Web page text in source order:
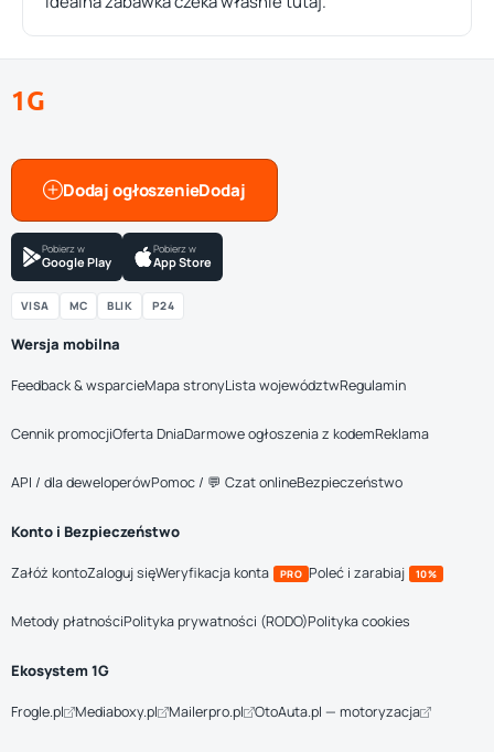
1G
Dodaj ogłoszenie
Pobierz w
Google Play
Pobierz w
App Store
VISA MC BLIK P24
Wersja mobilna
Feedback & wsparcieMapa stronyLista województwRegulamin
Cennik promocjiOferta DniaDarmowe ogłoszenia z kodemReklama
API / dla deweloperówPomoc / 💬 Czat onlineBezpieczeństwo
Konto i Bezpieczeństwo
Załóż kontoZaloguj sięWeryfikacja konta PRO Poleć i zarabiaj 10%
Metody płatnościPolityka prywatności (RODO)Polityka cookies
Ekosystem 1G
Frogle.pl Mediaboxy.pl Mailerpro.pl OtoAuta.pl — motoryzacja